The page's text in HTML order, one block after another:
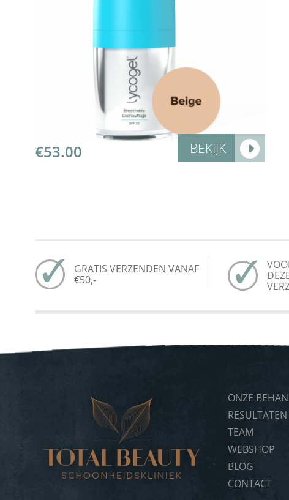
Add to Cart
€53.00 BEKIJK
GRATIS VERZENDEN VANAF
€50,-
ONZE
RESULTATEN
TEAM
WEBSHOP
BLOG
CONTACT